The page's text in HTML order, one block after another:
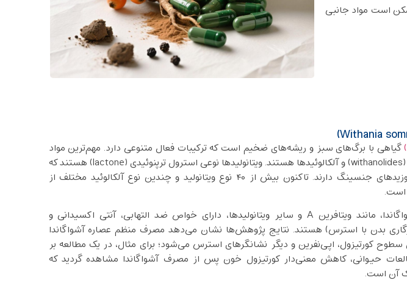
است مواد جانبی
گیاهی با برگ‌های سبز و ریشه‌های ضخیم است که ترکیبات فعال متنوعی دارد. مهم‌ترین مواد
مؤثر این گیاه ویتانولیدها (withanolides) و آلکالوئیدها هستند. ویتانولیدها نوعی استرول ترپنوئیدی (lactone) هستند که
ساختاری مشابه جینسنوزیدهای جنسینگ دارند. تاکنون بیش از ۴۰ نوع ویتانولید و چندین نوع آلکالوئید مختلف از
است.
ترکیبات فعال ریشه آشواگاندا، مانند ویتافرین A و سایر ویتانولیدها، دارای خواص ضد التهابی، آنتی اکسیدانی و
بدن با استرس) هستند. نتایج پژوهش‌ها نشان می‌دهد مصرف منظم عصاره آشواگاندا
کورتیزول، اپی‌نفرین و دیگر نشانگرهای استرس می‌شود؛ برای مثال، در یک مطالعه بر
حیوانی، کاهش معنی‌دار کورتیزول خون پس از مصرف آشواگاندا مشاهده گردید که
آن است.